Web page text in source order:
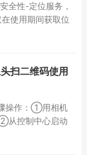
全性-定位服务，
使用期间获取位
扫二维码使用
操作：①用相机
从控制中心启动
录的扫...